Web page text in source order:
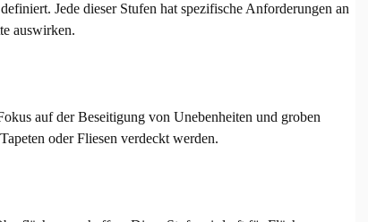
Jede dieser Stufen hat spezifische Anforderungen an
auswirken.
auf der Beseitigung von Unebenheiten und groben
oder Fliesen verdeckt werden.